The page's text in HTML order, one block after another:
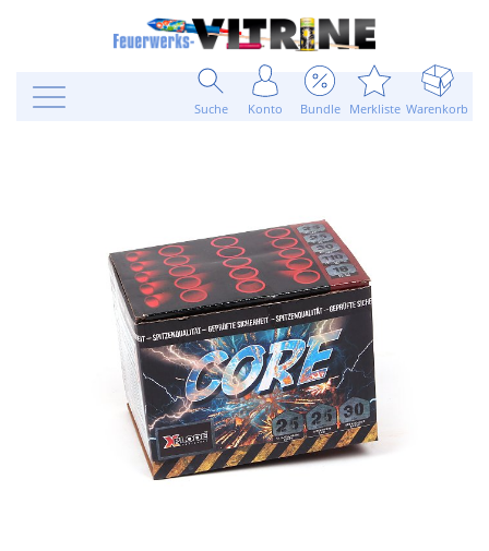
Suche Konto Bundle Merkliste Warenkorb